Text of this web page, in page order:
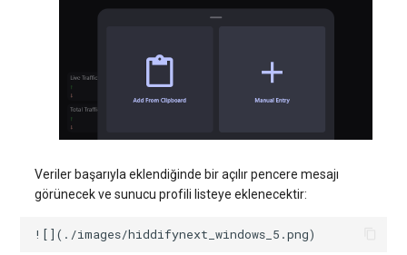
Veriler başarıyla eklendiğinde bir açılır pencere mesajı
görünecek ve sunucu profili listeye eklenecektir: